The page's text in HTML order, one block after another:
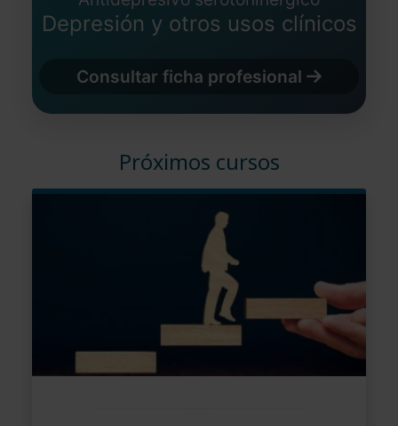
Depresión y otros usos clínicos
Consultar ficha profesional
Próximos cursos